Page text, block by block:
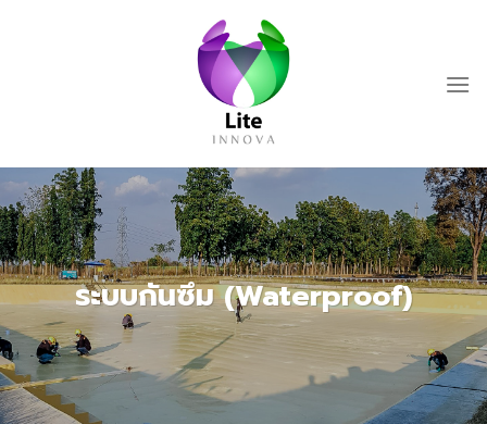
ระบบกันซึม (Waterproof)